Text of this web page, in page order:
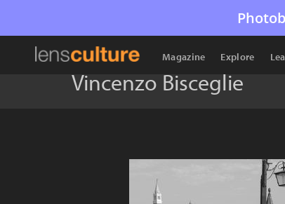
Magazine Explore
Vincenzo Bisceglie